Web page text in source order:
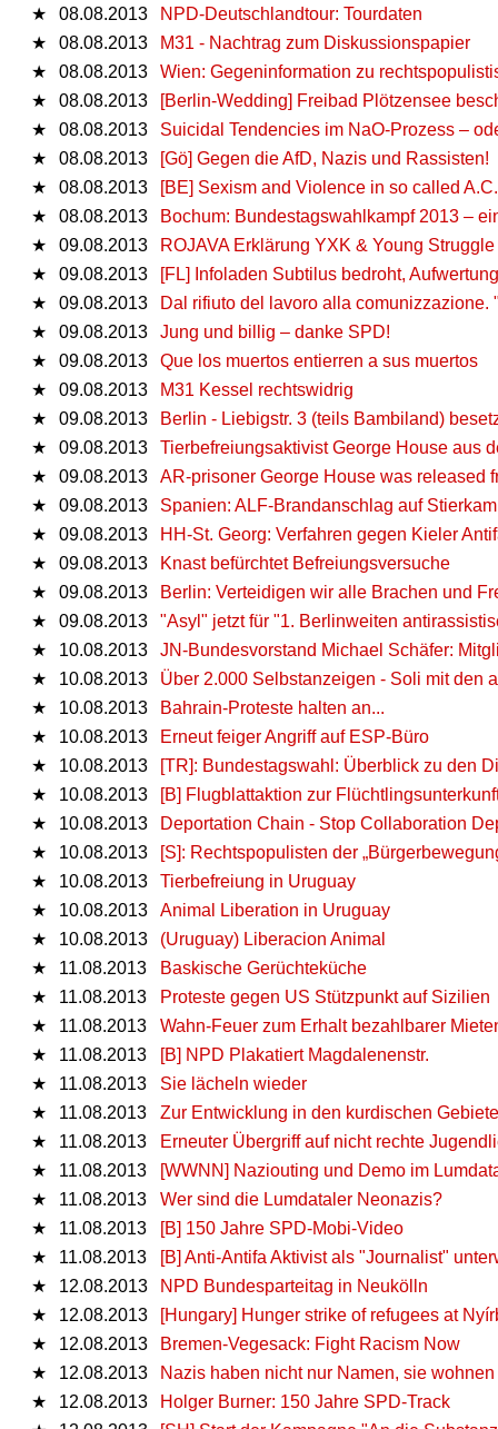
★
08.08.2013
NPD-Deutschlandtour: Tourdaten
★
08.08.2013
M31 - Nachtrag zum Diskussionspapier
★
08.08.2013
Wien: Gegeninformation zu
★
08.08.2013
[Berlin-Wedding] Freibad Plötzensee
★
08.08.2013
Suicidal Tendencies im NaO-Prozess –
★
08.08.2013
[Gö] Gegen die AfD, Nazis und Rassisten!
★
08.08.2013
[BE] Sexism and Violence in so called A.C.
★
08.08.2013
Bochum: Bundestagswahlkampf 2013 –
★
09.08.2013
ROJAVA Erklärung YXK & Young Struggle
★
09.08.2013
[FL] Infoladen Subtilus bedroht,
★
09.08.2013
Dal rifiuto del lavoro alla
★
09.08.2013
Jung und billig – danke SPD!
★
09.08.2013
Que los muertos entierren a sus muertos
★
09.08.2013
M31 Kessel rechtswidrig
★
09.08.2013
Berlin - Liebigstr. 3 (teils Bambiland)
★
09.08.2013
Tierbefreiungsaktivist George House aus
★
09.08.2013
AR-prisoner George House was released
★
09.08.2013
Spanien: ALF-Brandanschlag auf
★
09.08.2013
HH-St. Georg: Verfahren gegen Kieler
★
09.08.2013
Knast befürchtet Befreiungsversuche
★
09.08.2013
Berlin: Verteidigen wir alle Brachen und
★
09.08.2013
"Asyl" jetzt für "1. Berlinweiten
★
10.08.2013
JN-Bundesvorstand Michael Schäfer:
★
10.08.2013
Über 2.000 Selbstanzeigen - Soli mit den
★
10.08.2013
Bahrain-Proteste halten an...
★
10.08.2013
Erneut feiger Angriff auf ESP-Büro
★
10.08.2013
[TR]: Bundestagswahl: Überblick zu den
★
10.08.2013
[B] Flugblattaktion zur
★
10.08.2013
Deportation Chain - Stop Collaboration
★
10.08.2013
[S]: Rechtspopulisten der
★
10.08.2013
Tierbefreiung in Uruguay
★
10.08.2013
Animal Liberation in Uruguay
★
10.08.2013
(Uruguay) Liberacion Animal
★
11.08.2013
Baskische Gerüchteküche
★
11.08.2013
Proteste gegen US Stützpunkt auf Sizilien
★
11.08.2013
Wahn-Feuer zum Erhalt bezahlbarer
★
11.08.2013
[B] NPD Plakatiert Magdalenenstr.
★
11.08.2013
Sie lächeln wieder
★
11.08.2013
Zur Entwicklung in den kurdischen
★
11.08.2013
Erneuter Übergriff auf nicht rechte
★
11.08.2013
[WWNN] Naziouting und Demo im
★
11.08.2013
Wer sind die Lumdataler Neonazis?
★
11.08.2013
[B] 150 Jahre SPD-Mobi-Video
★
11.08.2013
[B] Anti-Antifa Aktivist als "Journalist"
★
12.08.2013
NPD Bundesparteitag in Neukölln
★
12.08.2013
[Hungary] Hunger strike of refugees at
★
12.08.2013
Bremen-Vegesack: Fight Racism Now
★
12.08.2013
Nazis haben nicht nur Namen, sie
★
12.08.2013
Holger Burner: 150 Jahre SPD-Track